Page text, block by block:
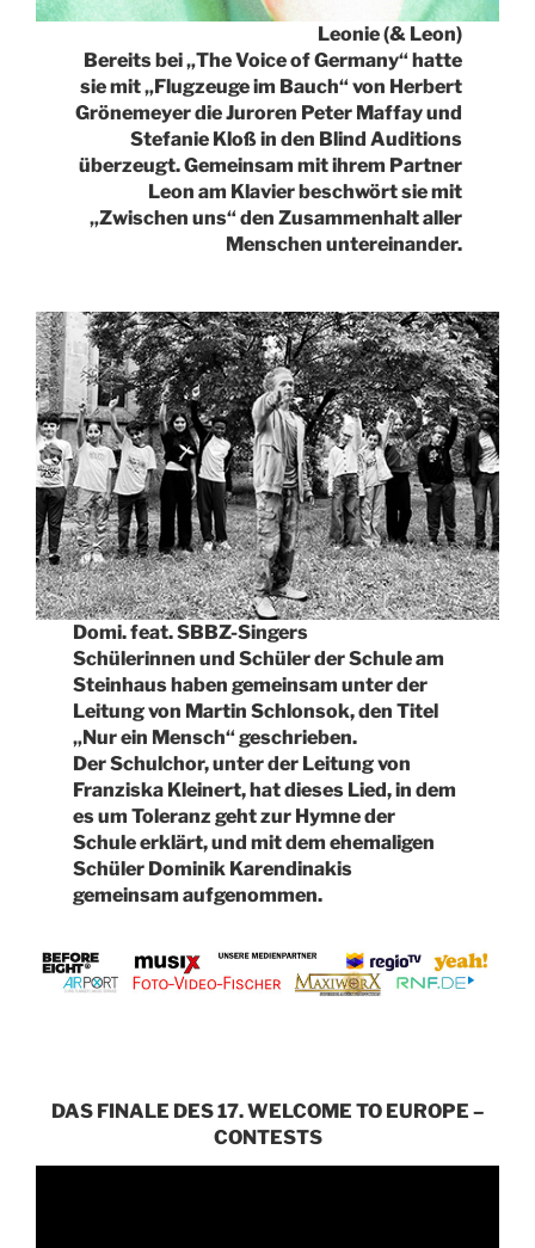
Leonie (& Leon)
Bereits bei „The Voice of Germany“ hatte
sie mit „Flugzeuge im Bauch“ von Herbert
Grönemeyer die Juroren Peter Maffay und
Stefanie Kloß in den Blind Auditions
überzeugt. Gemeinsam mit ihrem Partner
Leon am Klavier beschwört sie mit
„Zwischen uns“ den Zusammenhalt aller
Menschen untereinander.
Domi. feat. SBBZ-Singers
Schülerinnen und Schüler der Schule am
Steinhaus haben gemeinsam unter der
Leitung von Martin Schlonsok, den Titel
„Nur ein Mensch“ geschrieben.
Der Schulchor, unter der Leitung von
Franziska Kleinert, hat dieses Lied, in dem
es um Toleranz geht zur Hymne der
Schule erklärt, und mit dem ehemaligen
Schüler Dominik Karendinakis
gemeinsam aufgenommen.
DAS FINALE DES 17. WELCOME TO EUROPE –
CONTESTS